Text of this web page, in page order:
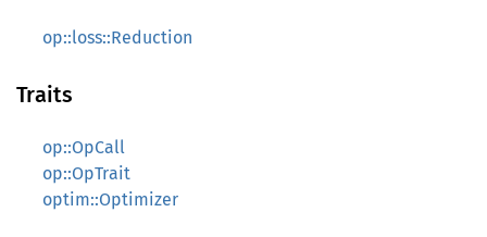
op::loss::Reduction
Traits
op::OpCall
op::OpTrait
optim::Optimizer